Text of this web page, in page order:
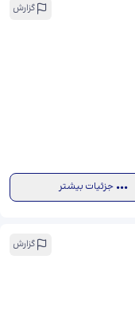
گزارش
جزئیات بیشتر
گزارش